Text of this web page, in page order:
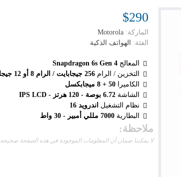
$290
الماركة: Motorola
الفئة:
الهواتف الذكية
المعالج Snapdragon 6s Gen 4
التخزين / الرام 256 جيجابايت / الرام 8 أو 12 جيجابايت
الكاميرا
50 + 8 ميجابكسل
الشاشة 6.72 بوصة - 120 هرتز - IPS LCD
نظام التشغيل اندرويد 16
البطارية 7000 مللي أمبير - 30 واط
ملاحظة:
لا يمكننا ضمان أن المعلومات الموجودة في هذه الصفحة صحيحة